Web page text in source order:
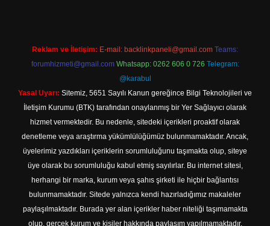
Reklam ve İletişim: E-mail: backlinkpaneli@gmail.com Teams:
forumhizmeti@gmail.com Whatsapp: 0262 606 0 726 Telegram:
@karabul
Yasal Uyarı: Sitemiz, 5651 Sayılı Kanun gereğince Bilgi Teknolojileri ve
İletişim Kurumu (BTK) tarafından onaylanmış bir Yer Sağlayıcı olarak
hizmet vermektedir. Bu nedenle, sitedeki içerikleri proaktif olarak
denetleme veya araştırma yükümlülüğümüz bulunmamaktadır. Ancak,
üyelerimiz yazdıkları içeriklerin sorumluluğunu taşımakta olup, siteye
üye olarak bu sorumluluğu kabul etmiş sayılırlar. Bu internet sitesi,
herhangi bir marka, kurum veya şahıs şirketi ile hiçbir bağlantısı
bulunmamaktadır. Sitede yalnızca kendi hazırladığımız makaleler
paylaşılmaktadır. Burada yer alan içerikler haber niteliği taşımamakta
olup, gerçek kurum ve kişiler hakkında paylaşım yapılmamaktadır.